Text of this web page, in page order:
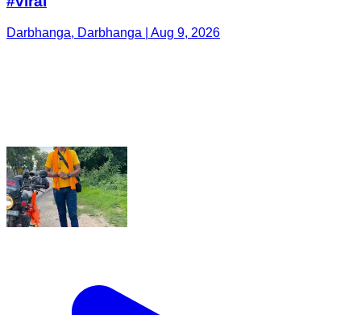
Darbhanga, Darbhanga | Aug 9, 2026